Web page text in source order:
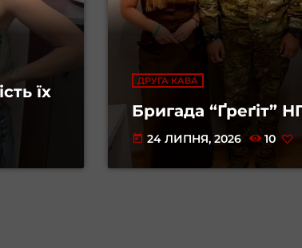
їх
ДРУГА КАВА
Бригада “Ґреґіт”
today 24 ЛИПНЯ, 2026 10